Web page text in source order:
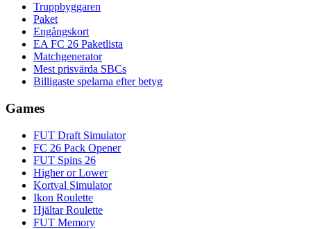
Truppbyggaren
Paket
Engångskort
EA FC 26 Paketlista
Matchgenerator
Mest prisvärda SBCs
Billigaste spelarna efter betyg
Games
FUT Draft Simulator
FC 26 Pack Opener
FUT Spins 26
Higher or Lower
Kortval Simulator
Ikon Roulette
Hjältar Roulette
FUT Memory